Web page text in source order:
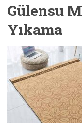
Gülensu
Yıkama